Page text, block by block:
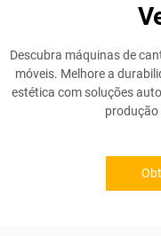
Descubra máquinas de
móveis. Melhore a
estética com soluções
produção